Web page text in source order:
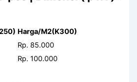
Harga/M2(K300)
Rp. 85.000
Rp. 100.000